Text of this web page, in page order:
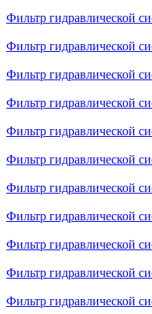
Фильтр гидравлической
Фильтр гидравлической
Фильтр гидравлической
Фильтр гидравлической
Фильтр гидравлической
Фильтр гидравлической
Фильтр гидравлической
Фильтр гидравлической
Фильтр гидравлической
Фильтр гидравлической
Фильтр гидравлической